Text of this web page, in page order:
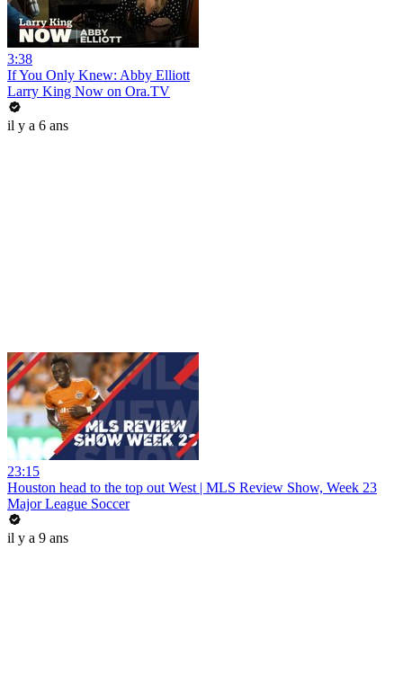
3:38
If You Only Knew: Abby Elliott
Larry King Now on Ora.TV
il y a 6 ans
23:15
Houston head to the top out West | MLS Review Show, Week 23
Major League Soccer
il y a 9 ans